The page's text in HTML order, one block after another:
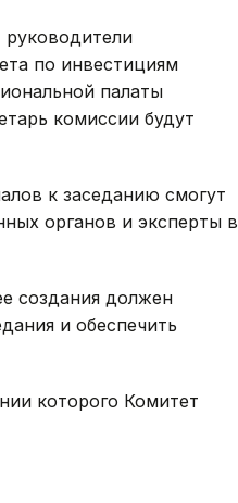
руководители
по инвестициям
палаты
комиссии будут
к заседанию смогут
органов и эксперты в
создания должен
и обеспечить
которого Комитет